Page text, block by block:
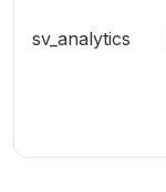
sv_analytics